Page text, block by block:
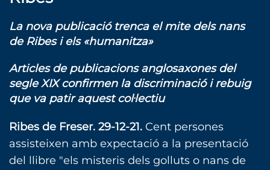
La nova publicació trenca el mite dels nans
de Ribes i els «humanitza»
Articles de publicacions anglosaxones del
segle XIX confirmen la discriminació i rebuig
que va patir aquest col·lectiu
Ribes de Freser. 29-12-21. Cent persones
assisteixen amb expectació a la presentació
del llibre "els misteris dels golluts o nans de